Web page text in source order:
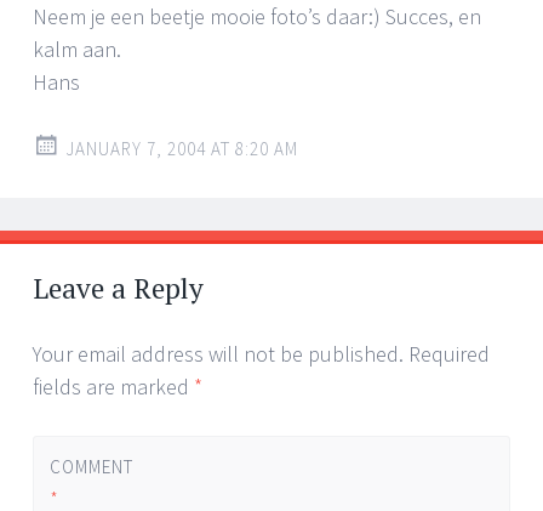
Neem je een beetje mooie foto’s daar:) Succes, en
kalm aan.
Hans
JANUARY 7, 2004 AT 8:20 AM
Leave a Reply
Your email address will not be published. Required
fields are marked *
COMMENT
*